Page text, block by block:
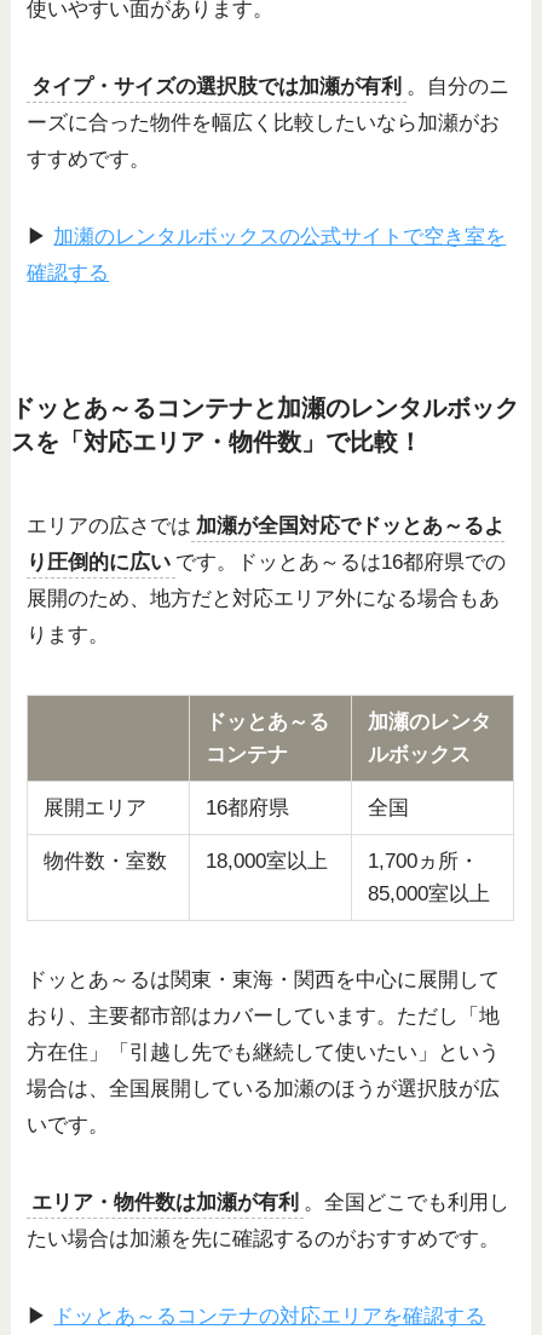
使いやすい面があります。
タイプ・サイズの選択肢では加瀬が有利 。自分のニ
ーズに合った物件を幅広く比較したいなら加瀬がお
すすめです。
▶ 加瀬のレンタルボックスの公式サイトで空き室を
確認する
ドッとあ～るコンテナと加瀬のレンタルボック
スを「対応エリア・物件数」で比較！
エリアの広さでは 加瀬が全国対応でドッとあ～るよ
り圧倒的に広い です。ドッとあ～るは16都府県での
展開のため、地方だと対応エリア外になる場合もあ
ります。
ドッとあ～る
コンテナ
加瀬のレンタ
ルボックス
展開エリア 16都府県 全国
物件数・室数 18,000室以上
1,700ヵ所・
85,000室以上
ドッとあ～るは関東・東海・関西を中心に展開して
おり、主要都市部はカバーしています。ただし「地
方在住」「引越し先でも継続して使いたい」という
場合は、全国展開している加瀬のほうが選択肢が広
いです。
エリア・物件数は加瀬が有利 。全国どこでも利用し
たい場合は加瀬を先に確認するのがおすすめです。
▶ ドッとあ～るコンテナの対応エリアを確認する